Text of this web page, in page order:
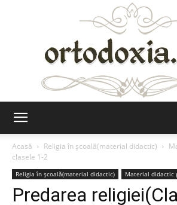
Acasă
Religia în școală(material didactic)
clasele 1-2
Religia în școală(material didactic) Material didactic
Predarea